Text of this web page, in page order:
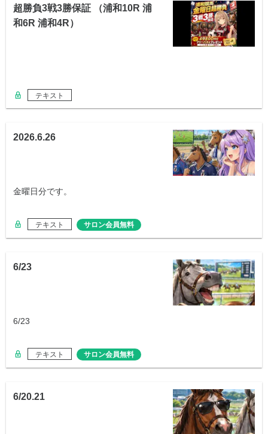
超勝負3戦3勝保証 （浦和10R 浦
和6R 浦和4R）
テキスト
2026.6.26
金曜日分です。
テキスト サロン会員無料
6/23
6/23
テキスト サロン会員無料
6/20.21